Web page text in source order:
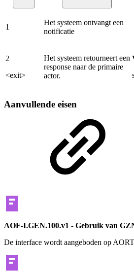
1
Het systeem ontvangt een
notificatie
2
<exit>
Het systeem retourneert een
response naar de primaire
actor.
Aanvullende eisen
AOF-I.GEN.100.v1 - Gebruik van
De interface wordt aangeboden op